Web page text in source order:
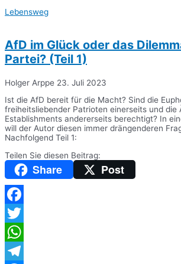
Lebensweg
AfD im Glück oder das
Partei? (Teil 1)
Holger Arppe 23. Juli 2023
Ist die AfD bereit für die Macht? Sind die
freiheitsliebender Patrioten einerseits und die
Establishments andererseits berechtigt? In
will der Autor diesen immer drängenderen
Nachfolgend Teil 1:
Teilen Sie diesen Beitrag:
Share Post
Facebook
Twitter
WhatsApp